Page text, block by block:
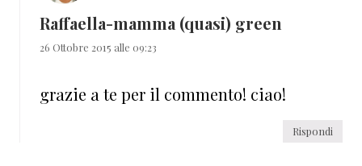
Raffaella-mamma (quasi) green
26 Ottobre 2015 alle 09:23
grazie a te per il commento! ciao!
Rispondi